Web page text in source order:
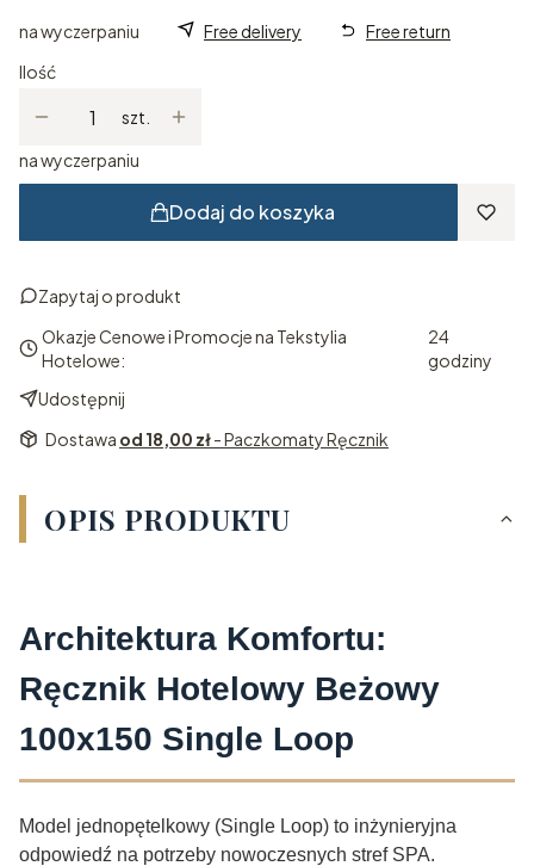
na wyczerpaniu
Free delivery
Free return
Ilość
szt.
na wyczerpaniu
Dodaj do koszyka
Zapytaj o produkt
Okazje Cenowe i Promocje na Tekstylia
Hotelowe:
24
godziny
Udostępnij
Dostawa od 18,00 zł- Paczkomaty Ręcznik
OPIS PRODUKTU
Architektura Komfortu:
Ręcznik Hotelowy Beżowy
100x150 Single Loop
Model jednopętelkowy (Single Loop) to inżynieryjna
odpowiedź na potrzeby nowoczesnych stref SPA.